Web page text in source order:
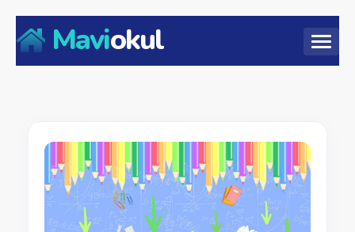
Maviokul